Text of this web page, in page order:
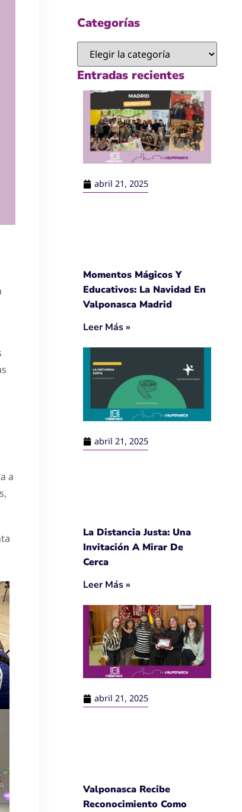
a
Categorías
Entradas recientes
abril 21, 2025
Momentos Mágicos Y
Educativos: La Navidad En
Valponasca Madrid
Leer Más »
abril 21, 2025
La Distancia Justa: Una
Invitación A Mirar De
Cerca
Leer Más »
abril 21, 2025
Valponasca Recibe
Reconocimiento Como